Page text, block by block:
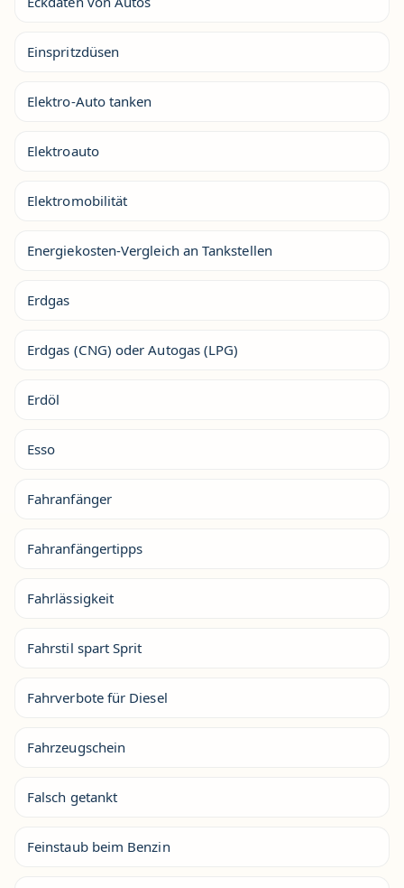
Einspritzdüsen
Elektro-Auto tanken
Elektroauto
Elektromobilität
Energiekosten-Vergleich an Tankstellen
Erdgas
Erdgas (CNG) oder Autogas (LPG)
Erdöl
Esso
Fahranfänger
Fahranfängertipps
Fahrlässigkeit
Fahrstil spart Sprit
Fahrverbote für Diesel
Fahrzeugschein
Falsch getankt
Feinstaub beim Benzin